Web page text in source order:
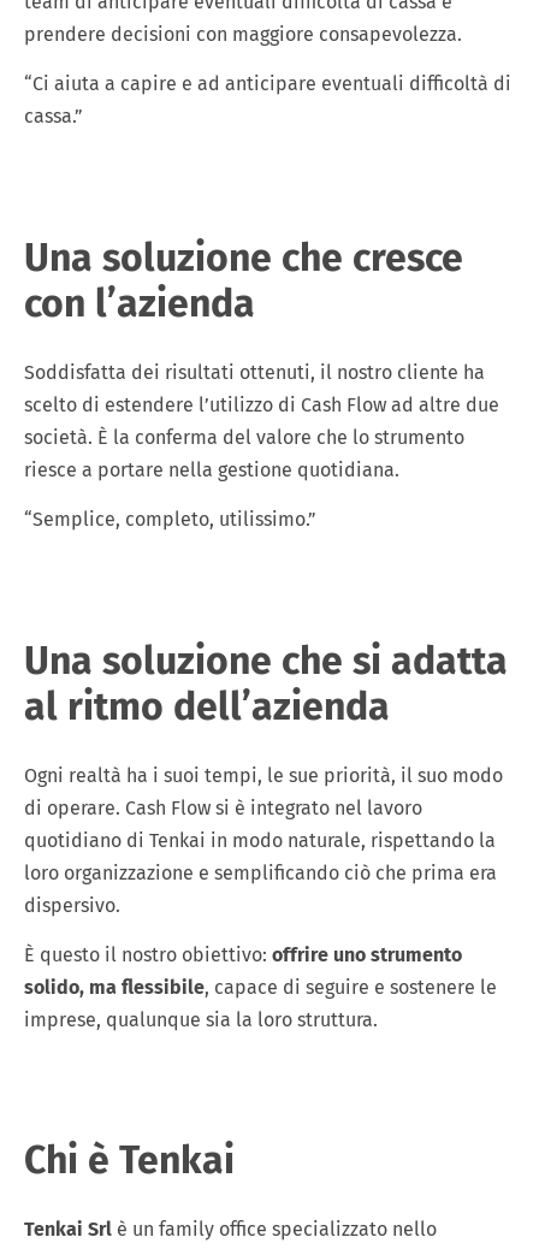
prendere decisioni con maggiore consapevolezza.
“Ci aiuta a capire e ad anticipare eventuali difficoltà di
cassa.”
Una soluzione che cresce
con l’azienda
Soddisfatta dei risultati ottenuti, il nostro cliente ha
scelto di estendere l’utilizzo di Cash Flow ad altre due
società. È la conferma del valore che lo strumento
riesce a portare nella gestione quotidiana.
“Semplice, completo, utilissimo.”
Una soluzione che si adatta
al ritmo dell’azienda
Ogni realtà ha i suoi tempi, le sue priorità, il suo modo
di operare. Cash Flow si è integrato nel lavoro
quotidiano di Tenkai in modo naturale, rispettando la
loro organizzazione e semplificando ciò che prima era
dispersivo.
È questo il nostro obiettivo: offrire uno strumento
solido, ma flessibile, capace di seguire e sostenere le
imprese, qualunque sia la loro struttura.
Chi è Tenkai
Tenkai Srl è un family office specializzato nello